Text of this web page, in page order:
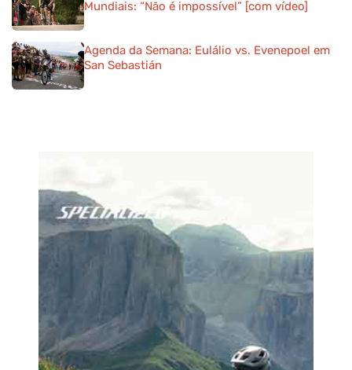
Mundiais: “Não é impossível” [com vídeo]
Agenda da Semana: Eulálio vs. Evenepoel em
San Sebastián